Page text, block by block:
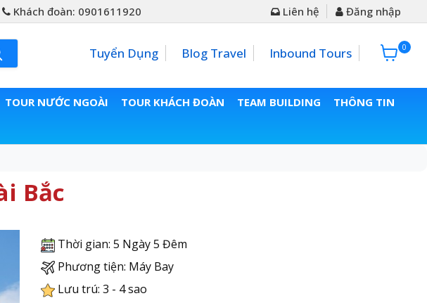
Khách đoàn: 0901611920 Liên hệ Đăng nhập
Tuyển Dụng Blog Travel Inbound Tours 0 0đ
TOUR NƯỚC NGOÀI TOUR KHÁCH ĐOÀN TEAM BUILDING
THÔNG TIN
Bắc
Thời gian: 5 Ngày 5 Đêm
Phương tiện: Máy Bay
Lưu trú: 3 - 4 sao